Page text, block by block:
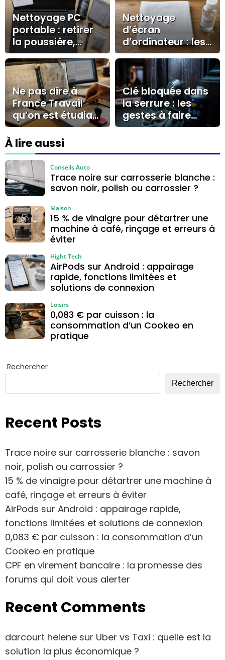
Nettoyage PC
portable : retirer
la poussière,
limiter la
surchauffe et
corriger les
lenteurs
Nettoyage
d’écran
d’ordinateur : les
produits doux à
utiliser et ceux à
éviter
Ne pas dire à
France Travail
qu’on est étudiant
: le silence qui
peut coûter une
allocation
Clé bloquée dans
la serrure : les
gestes à faire
sans casser le
À lire aussi
Trace noire sur carrosserie blanche :
savon noir, polish ou carrossier ?
Conseils Auto
15 % de vinaigre pour détartrer une
machine à café, rinçage et erreurs à
éviter
Maison
AirPods sur Android : appairage
rapide, fonctions limitées et
solutions de connexion
Hight Tech
0,083 € par cuisson : la
consommation d’un Cookeo en
pratique
Loisirs
Rechercher
Rechercher
Recent Posts
Trace noire sur carrosserie blanche : savon
noir, polish ou carrossier ?
15 % de vinaigre pour détartrer une machine à
café, rinçage et erreurs à éviter
AirPods sur Android : appairage rapide,
fonctions limitées et solutions de connexion
0,083 € par cuisson : la consommation d’un
Cookeo en pratique
CPF en virement bancaire : la promesse des
forums qui doit vous alerter
Recent Comments
darcourt helene sur Uber vs Taxi : quelle est la
solution la plus économique ?